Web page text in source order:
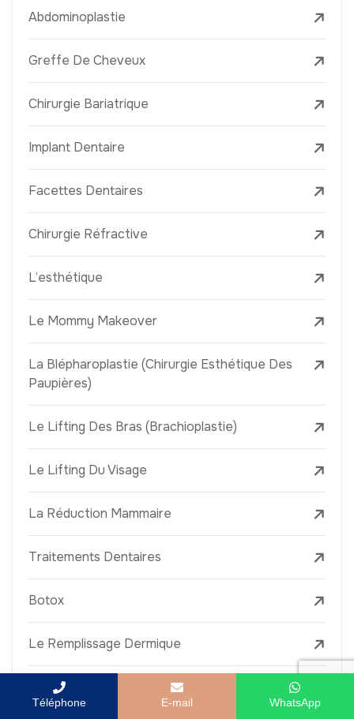
Abdominoplastie
Greffe De Cheveux
Chirurgie Bariatrique
Implant Dentaire
Facettes Dentaires
Chirurgie Réfractive
L’esthétique
Le Mommy Makeover
La Blépharoplastie (Chirurgie Esthétique Des
Paupières)
Le Lifting Des Bras (Brachioplastie)
Le Lifting Du Visage
La Réduction Mammaire
Traitements Dentaires
Botox
Le Remplissage Dermique
Détatouage Au Laser
Téléphone E-mail WhatsApp